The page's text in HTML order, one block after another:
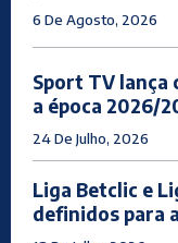
6 De Agosto, 2026
Sport TV lança
a época 2026/
24 De Julho, 2026
Liga Betclic e
definidos para